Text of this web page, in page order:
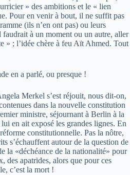
» des ambitions et le « lien
Pour en venir à bout, il ne suffit pas
(ils n’en ont pas) ou leurs
à un moment ou un autre, aller
» ; l’idée chère à feu Aït Ahmed. Tout
en a parlé, ou presque !
Merkel s’est réjouit, nous dit-on,
dans la nouvelle constitution
ministre, séjournant à Berlin à la
en ait exposé les grandes lignes. En
constitutionnelle. Pas la nôtre,
s’échauffent autour de la question de
la «déchéance de la nationalité» pour
des apatrides, alors que pour ces
c’est la mort !